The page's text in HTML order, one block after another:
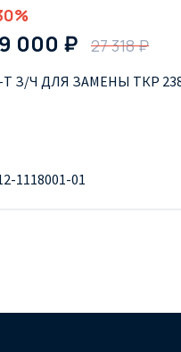
000 ₽ 27 318 ₽
Т З/Ч ДЛЯ ЗАМЕНЫ ТКР
1118001-01